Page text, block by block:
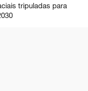
tripuladas para